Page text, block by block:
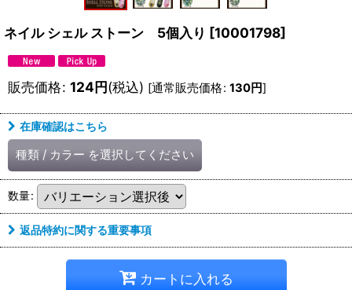
ネイル シェル ストーン 5個入り [10001798]
販売価格: 124円(税込) [通常販売価格: 130円]
在庫確認はこちら
種類 / カラー を選択してください
数量:
返品特約に関する重要事項
カートに入れる